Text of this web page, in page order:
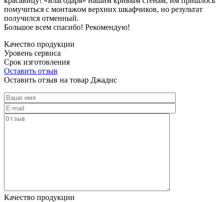
помучиться с монтажом верхних шкафчиков, но результат
получился отменный.
Большое всем спасибо! Рекомендую!
Качество продукции
Уровень сервиса
Срок изготовления
Оставить отзыв
Оставить отзыв на товар Джадис
Качество продукции